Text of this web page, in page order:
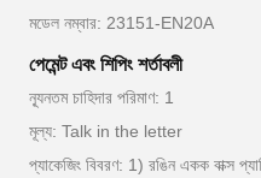
মডেল নম্বার: 23151-EN20A
পেমেন্ট এবং শিপিং শর্তাবলী
ন্যূনতম চাহিদার পরিমাণ: 1
মূল্য: Talk in the letter
প্যাকেজিং বিবরণ: 1) রঙিন একক বাক্স